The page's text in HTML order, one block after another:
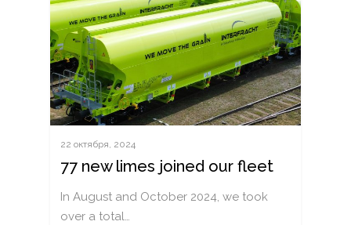
22 октября, 2024
77 new limes joined our fleet
In August and October 2024, we took
over a total…